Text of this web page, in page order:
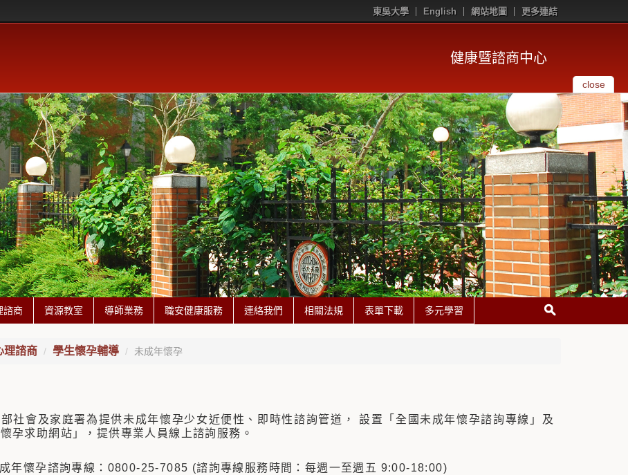
東吳大學 English 網站地圖 更多連結
健康暨諮商中心
close
諮商 資源教室 導師業務 職安健康服務 連絡我們 相關法規 表單下載 多元學習
理諮商 學生懷孕輔導 未成年懷孕
社會及家庭署為提供未成年懷孕少女近便性、即時性諮詢管道， 設置「全國未成年懷孕諮詢專線」及
懷孕求助網站」，提供專業人員線上諮詢服務。
年懷孕諮詢專線：0800-25-7085 (諮詢專線服務時間：每週一至週五 9:00-18:00)